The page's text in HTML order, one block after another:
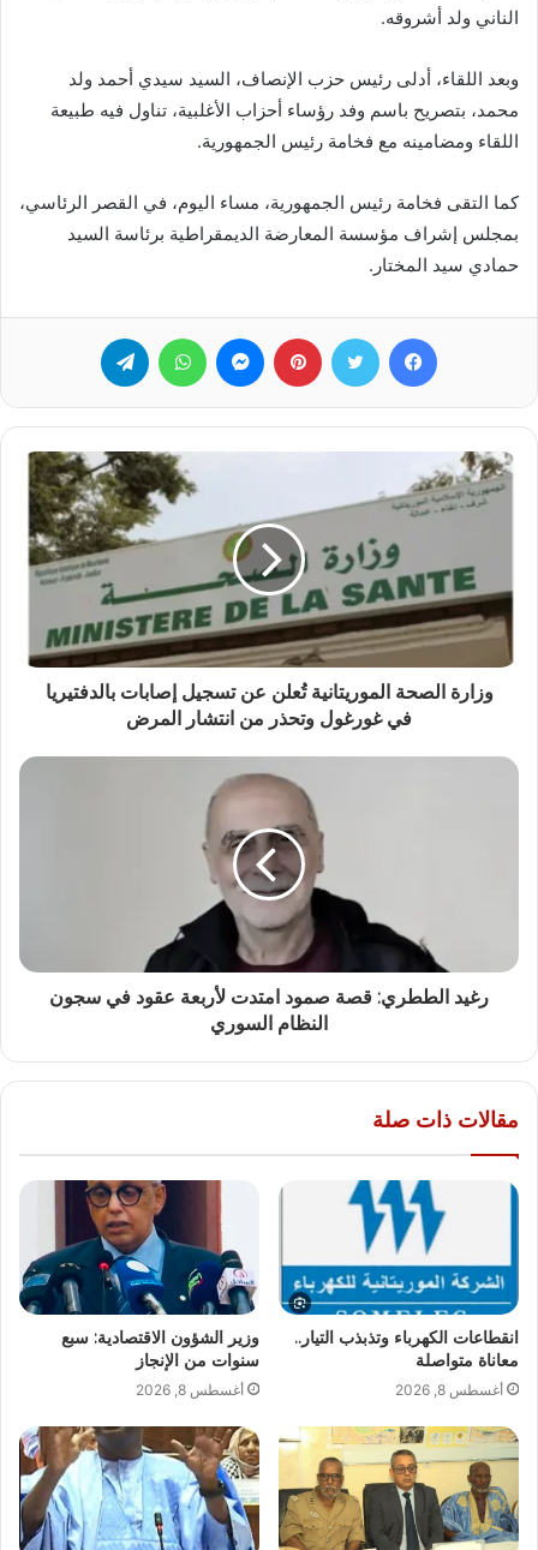
الناني ولد أشروقه.
وبعد اللقاء، أدلى رئيس حزب الإنصاف، السيد سيدي أحمد ولد
محمد، بتصريح باسم وفد رؤساء أحزاب الأغلبية، تناول فيه طبيعة
اللقاء ومضامينه مع فخامة رئيس الجمهورية.
كما التقى فخامة رئيس الجمهورية، مساء اليوم، في القصر الرئاسي،
بمجلس إشراف مؤسسة المعارضة الديمقراطية برئاسة السيد
حمادي سيد المختار.
فيسبوك تويتر بينتيريست ماسنجر واتساب
وزارة الصحة الموريتانية تُعلن عن تسجيل إصابات بالدفتيريا
في غورغول وتحذر من انتشار المرض
رغيد الططري: قصة صمود امتدت لأربعة عقود في سجون
النظام السوري
مقالات ذات صلة
انقطاعات الكهرباء وتذبذب التيار..
معاناة متواصلة
أغسطس 8, 2026
وزير الشؤون الاقتصادية: سبع
سنوات من الإنجاز
أغسطس 8, 2026